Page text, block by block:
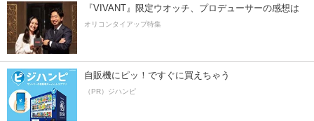
『VIVANT』限定ウオッチ、プロデューサーの感想は
オリコンタイアップ特集
自販機にピッ！ですぐに買えちゃう
（PR）ジハンピ